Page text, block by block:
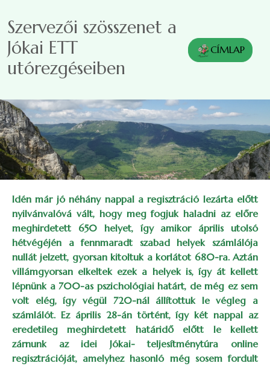
Szervezői szösszenet a
Jókai ETT
utórezgéseiben
CÍMLAP
Idén már jó néhány nappal a regisztráció lezárta előtt
nyilvánvalóvá vált, hogy meg fogjuk haladni az előre
meghirdetett 650 helyet, így amikor április utolsó
hétvégéjén a fennmaradt szabad helyek számlálója
nullát jelzett, gyorsan kitoltuk a korlátot 680-ra. Aztán
villámgyorsan elkeltek ezek a helyek is, így át kellett
lépnünk a 700-as pszichológiai határt, de még ez sem
volt elég, így végül 720-nál állítottuk le végleg a
számlálót. Ez április 28-án történt, így két nappal az
eredetileg meghirdetett határidő előtt le kellett
zárnunk az idei Jókai- teljesítménytúra online
regisztrációját, amelyhez hasonló még sosem fordult